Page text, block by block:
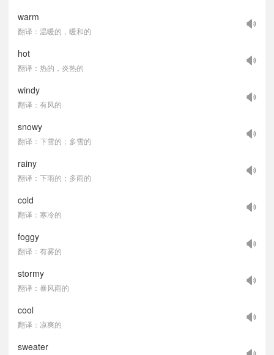
warm
翻译：温暖的，暖和的
hot
翻译：热的，炎热的
windy
翻译：有风的
snowy
翻译：下雪的；多雪的
rainy
翻译：下雨的；多雨的
cold
翻译：寒冷的
foggy
翻译：有雾的
stormy
翻译：暴风雨的
cool
翻译：凉爽的
sweater